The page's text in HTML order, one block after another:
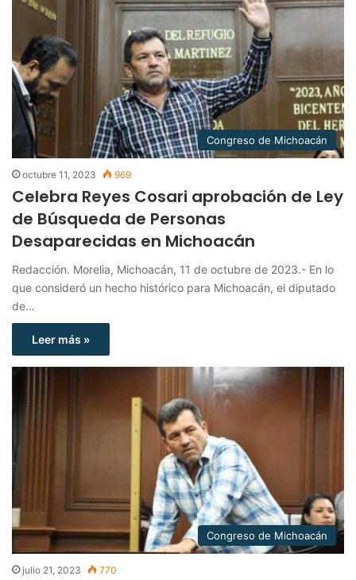
Congreso de Michoacán
octubre 11, 2023 969
Celebra Reyes Cosari aprobación de Ley
de Búsqueda de Personas
Desaparecidas en Michoacán
Redacción. Morelia, Michoacán, 11 de octubre de 2023.- En lo
que consideró un hecho histórico para Michoacán, el diputado
de…
Leer más »
Congreso de Michoacán
julio 21, 2023 770